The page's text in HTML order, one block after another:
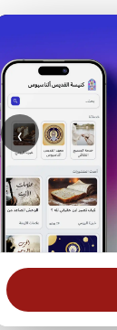
‹
بحث في
الأكثر بحثًا: خبزنا اليومي
الرئيسية